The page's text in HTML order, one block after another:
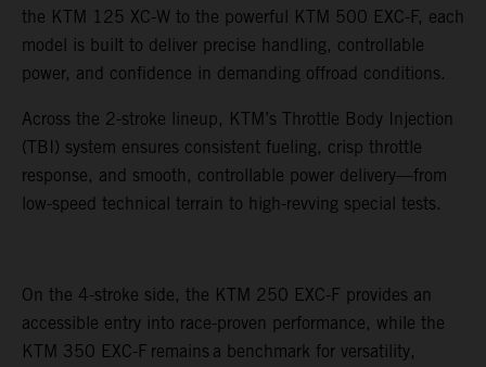
the KTM 125 XC-W to the powerful KTM 500 EXC-F, each
model is built to deliver precise handling, controllable
power, and confidence in demanding offroad conditions.
Across the 2-stroke lineup, KTM’s Throttle Body Injection
(TBI) system ensures consistent fueling, crisp throttle
response, and smooth, controllable power delivery—from
low-speed technical terrain to high-revving special tests.
On the 4-stroke side, the KTM 250 EXC-F provides an
accessible entry into race-proven performance, while the
KTM 350 EXC-F remains a benchmark for versatility,